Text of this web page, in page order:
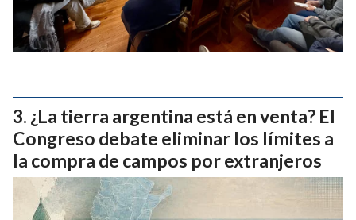
¿La tierra argentina está en venta? El
Congreso debate eliminar los límites a
la compra de campos por extranjeros